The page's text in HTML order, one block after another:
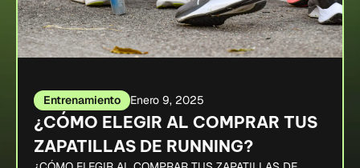
Entrenamiento Enero 9, 2025
¿CÓMO ELEGIR AL COMPRAR TUS
ZAPATILLAS DE RUNNING?